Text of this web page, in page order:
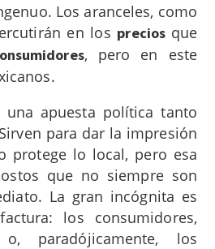
Los aranceles, como
en los precios que
, pero en este
una apuesta política tanto
para dar la impresión
protege lo local, pero esa
que no siempre son
La gran incógnita es
los consumidores,
o, paradójicamente, los